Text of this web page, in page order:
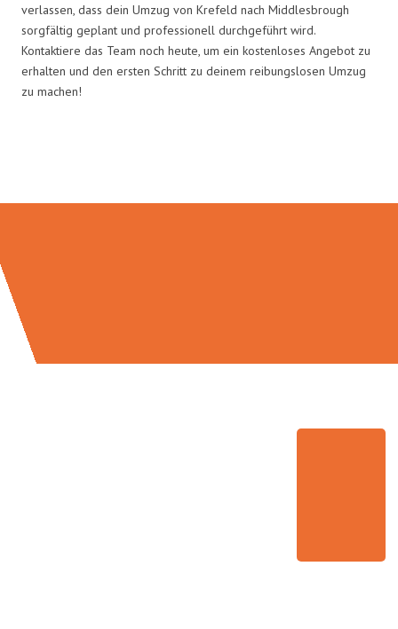
verlassen, dass dein Umzug von Krefeld nach Middlesbrough
sorgfältig geplant und professionell durchgeführt wird.
Kontaktiere das Team noch heute, um ein kostenloses Angebot zu
erhalten und den ersten Schritt zu deinem reibungslosen Umzug
zu machen!